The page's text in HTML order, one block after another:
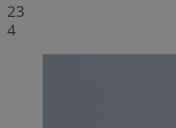
23
4